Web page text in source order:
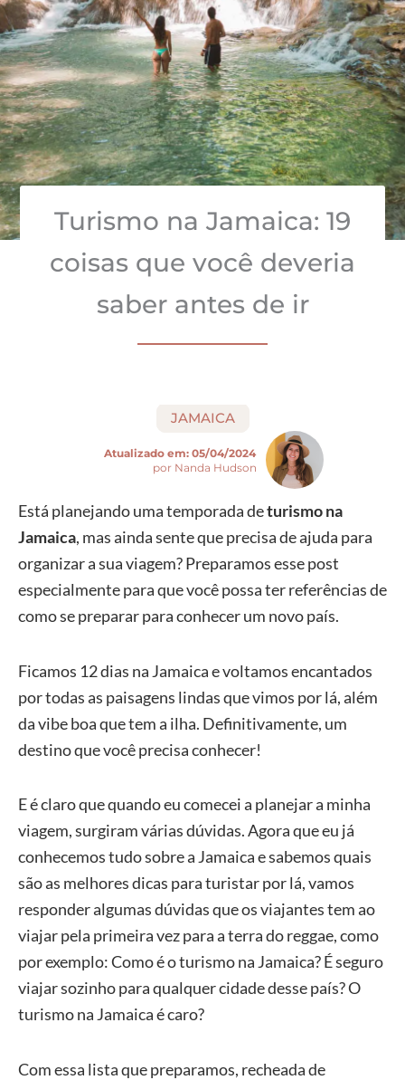
Turismo na Jamaica: 19
coisas que você deveria
saber antes de ir
JAMAICA
Atualizado em: 05/04/2024
por Nanda Hudson
Está planejando uma temporada deturismo na
Jamaica, mas ainda sente que precisa de ajuda para
organizar a sua viagem? Preparamos esse post
especialmente para que você possa ter referências de
como se preparar para conhecer um novo país.
Ficamos 12 dias na Jamaica e voltamos encantados
por todas as paisagens lindas que vimos por lá, além
da vibe boa que tem a ilha. Definitivamente, um
destino que você precisa conhecer!
E é claro que quando eu comecei a planejar a minha
viagem, surgiram várias dúvidas. Agora que eu já
conhecemos tudo sobre a Jamaica e sabemos quais
são as melhores dicas para turistar por lá, vamos
responder algumas dúvidas que os viajantes tem ao
viajar pela primeira vez para a terra do reggae, como
por exemplo: Como é o turismo na Jamaica? É seguro
viajar sozinho para qualquer cidade desse país? O
turismo na Jamaica é caro?
Com essa lista que preparamos, recheada de